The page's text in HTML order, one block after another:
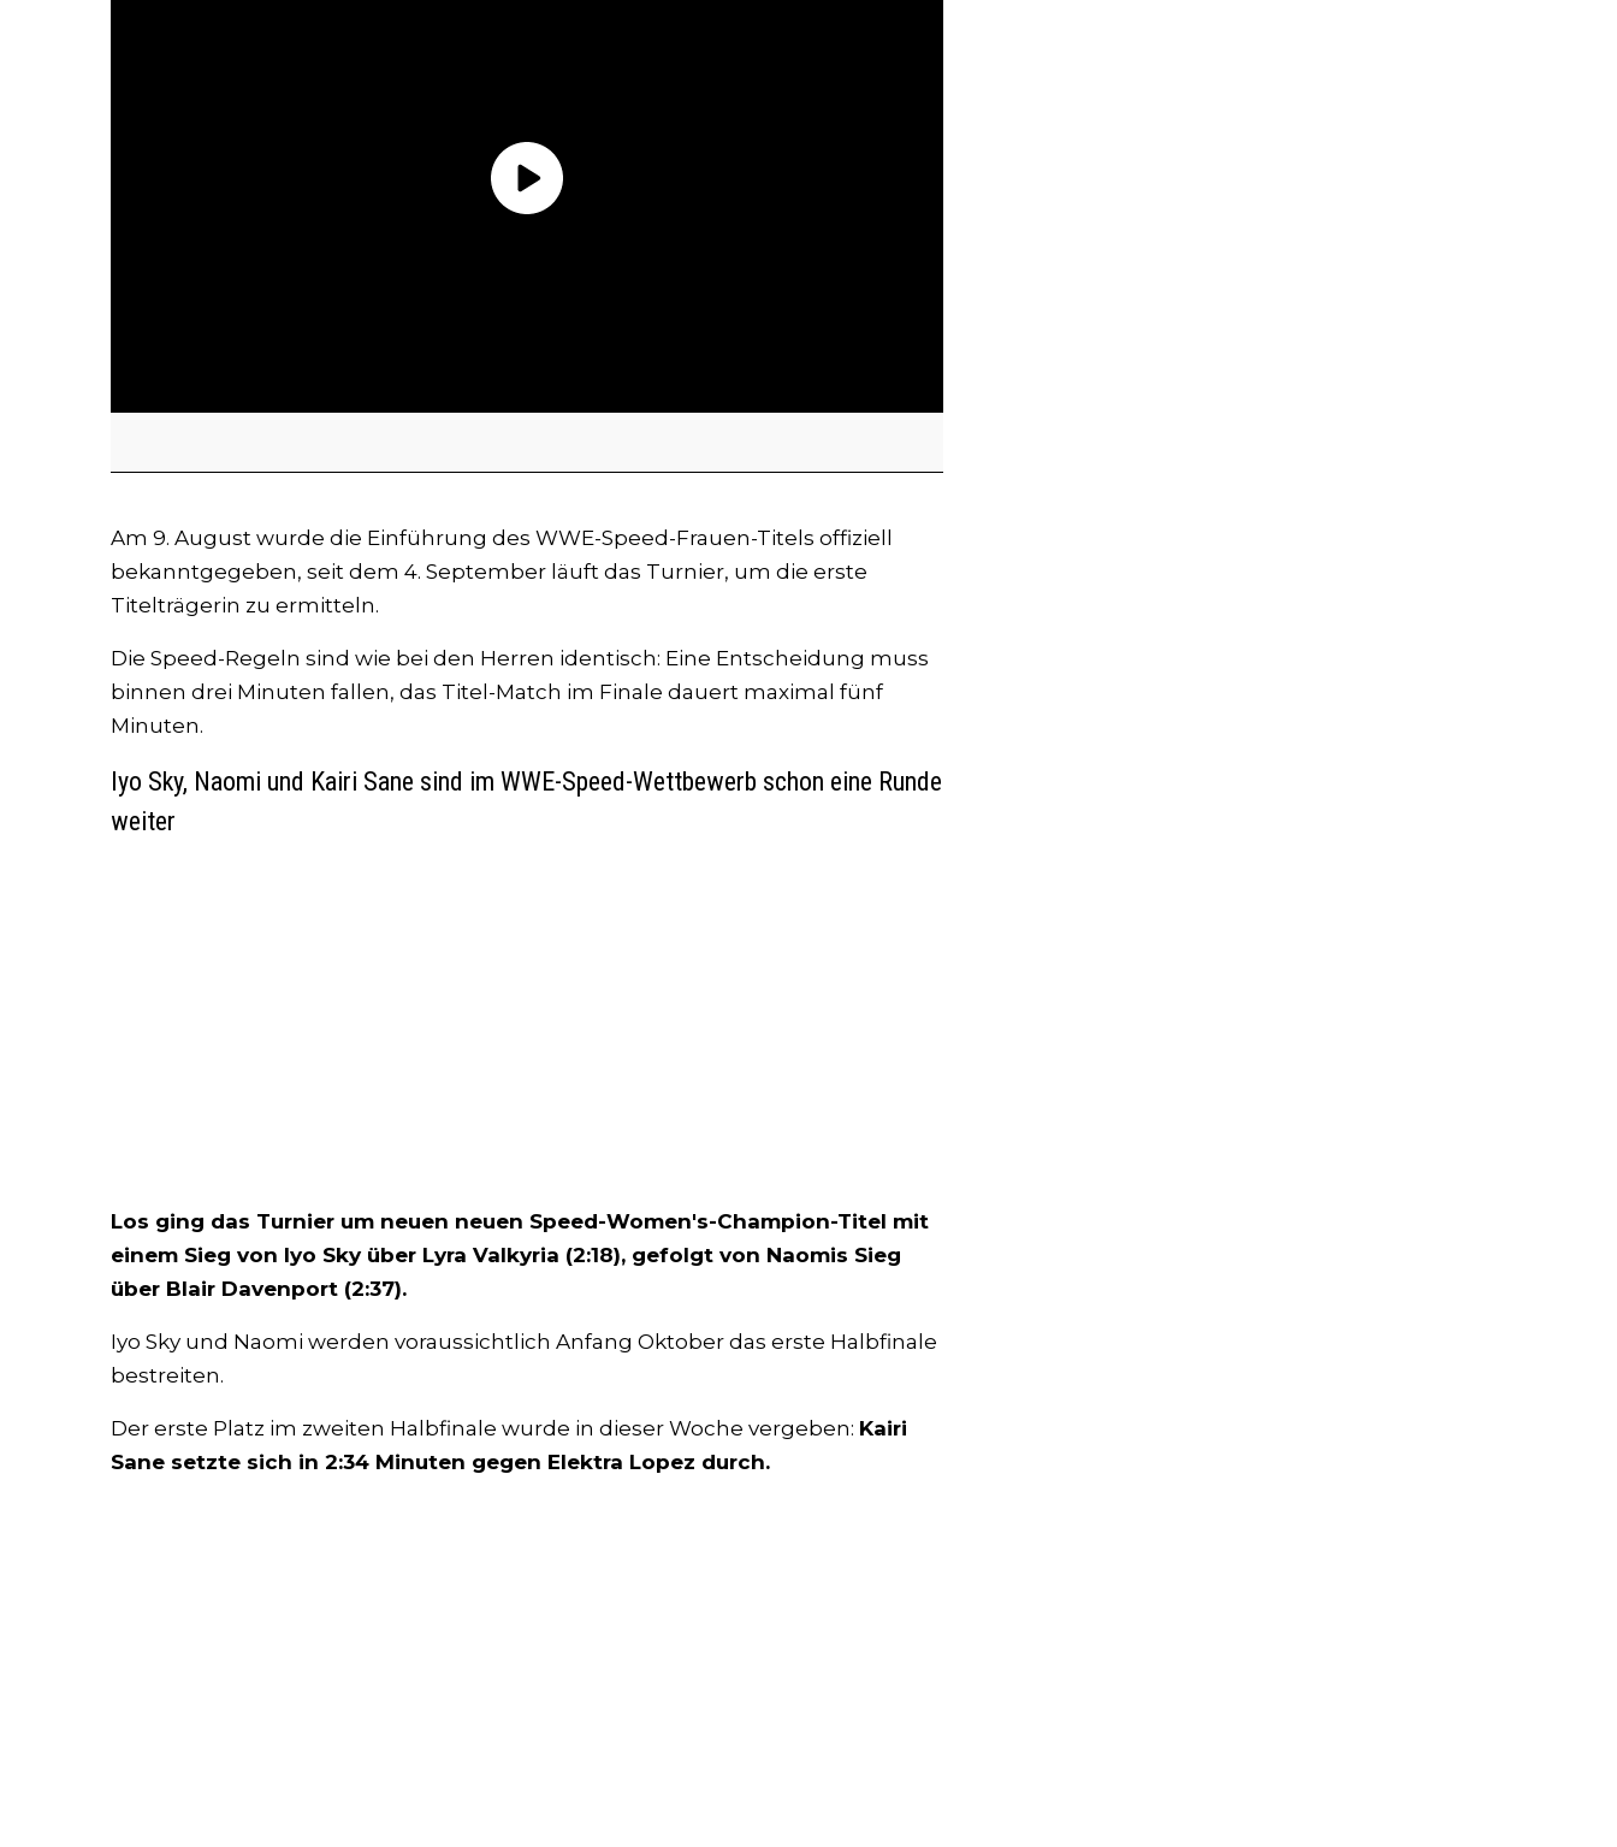
Am 9. August wurde die Einführung des WWE-Speed-Frauen-Titels offiziell
bekanntgegeben, seit dem 4. September läuft das Turnier, um die erste
Titelträgerin zu ermitteln.
Die Speed-Regeln sind wie bei den Herren identisch: Eine Entscheidung muss
binnen drei Minuten fallen, das Titel-Match im Finale dauert maximal fünf
Minuten.
Iyo Sky, Naomi und Kairi Sane sind im WWE-Speed-Wettbewerb schon eine Runde
weiter
Los ging das Turnier um neuen neuen Speed-Women's-Champion-Titel mit
einem Sieg von Iyo Sky über Lyra Valkyria (2:18), gefolgt von Naomis Sieg
über Blair Davenport (2:37).
Iyo Sky und Naomi werden voraussichtlich Anfang Oktober das erste Halbfinale
bestreiten.
Der erste Platz im zweiten Halbfinale wurde in dieser Woche vergeben: Kairi
Sane setzte sich in 2:34 Minuten gegen Elektra Lopez durch.